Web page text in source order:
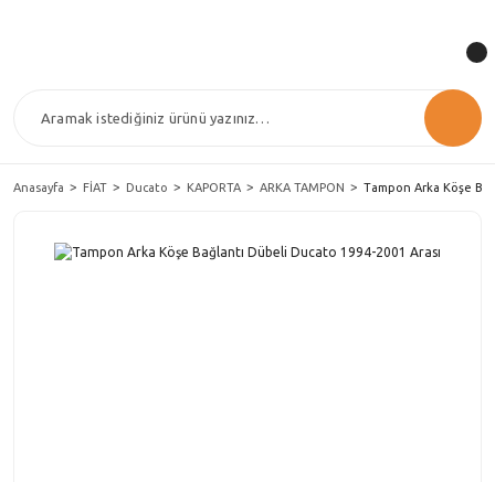
Anasayfa FİAT Ducato KAPORTA ARKA TAMPON Tampon Arka Köşe